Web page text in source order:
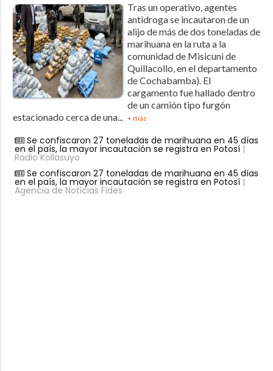
Tras un operativo, agentes
antidroga se incautaron de un
alijo de más de dos toneladas de
marihuana en la ruta a la
comunidad de Misicuni de
Quillacollo, en el departamento
de Cochabamba). El
cargamento fue hallado dentro
de un camión tipo furgón
estacionado cerca de una... + más
Se confiscaron 27 toneladas de marihuana en 45 días
en el país, la mayor incautación se registra en Potosí|
Radio Kollasuyo
Se confiscaron 27 toneladas de marihuana en 45 días
en el país, la mayor incautación se registra en Potosí|
Agencia de Noticias Fides